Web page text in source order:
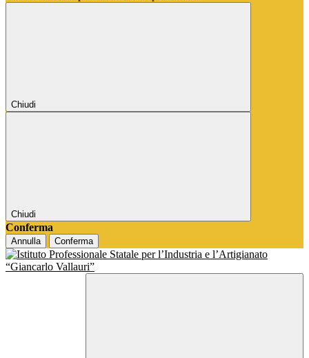
Chiudi
Chiudi
Conferma
Annulla Conferma